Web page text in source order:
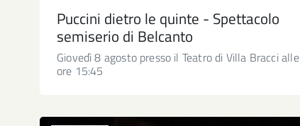
Puccini dietro le quinte - Spettacolo
semiserio di Belcanto
Giovedì 8 agosto presso il Teatro di Villa Bracci alle
ore 15:45